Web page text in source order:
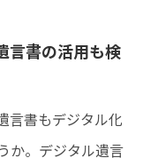
言書の活用も検
言書もデジタル化
か。デジタル遺言